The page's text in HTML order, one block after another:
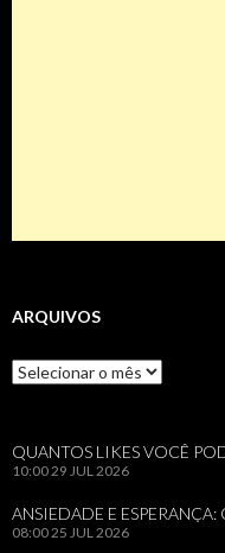
ARQUIVOS
Arquivos
QUANTOS LIKES VOCÊ
10:0029 JUL 2026
ANSIEDADE E
08:0025 JUL 2026